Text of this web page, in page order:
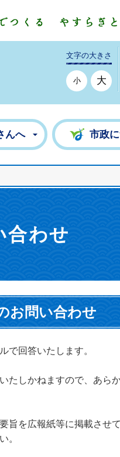
文字の大きさ
小 大
んへ 市政
合わせ
お問い合わせ
で回答いたします。
しかねますので、あら
旨を広報紙等に掲載させ
。